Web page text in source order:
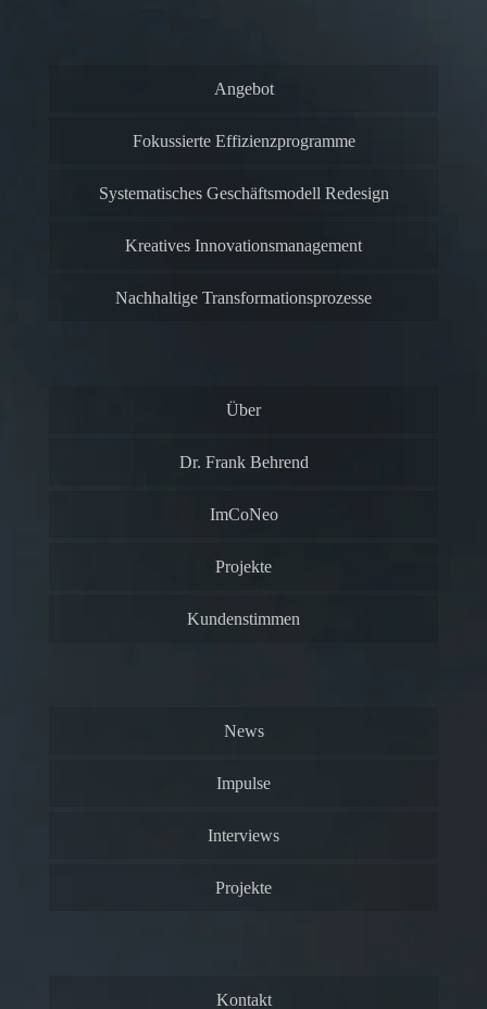
Angebot
Fokussierte Effizienzprogramme
Systematisches Geschäftsmodell Redesign
Kreatives Innovationsmanagement
Nachhaltige Transformationsprozesse
Über
Dr. Frank Behrend
ImCoNeo
Projekte
Kundenstimmen
News
Impulse
Interviews
Projekte
Kontakt